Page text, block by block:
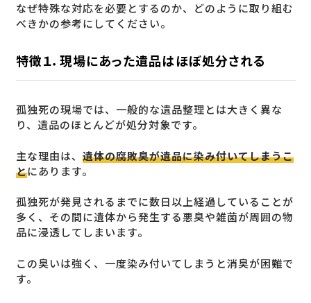
なぜ特殊な対応を必要とするのか、どのように取り組む
べきかの参考にしてください。
特徴１．現場にあった遺品はほぼ処分される
孤独死の現場では、一般的な遺品整理とは大きく異な
り、遺品のほとんどが処分対象です。
主な理由は、 遺体の腐敗臭が遺品に染み付いてしまうこ
とにあります。
孤独死が発見されるまでに数日以上経過していることが
多く、その間に遺体から発生する悪臭や雑菌が周囲の物
品に浸透してしまいます。
この臭いは強く、一度染み付いてしまうと消臭が困難で
す。